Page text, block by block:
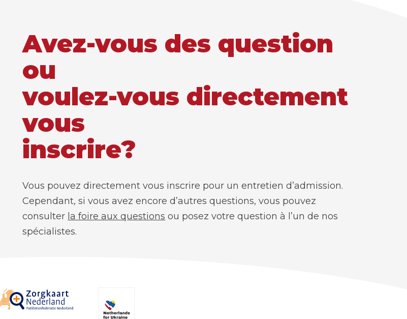
Avez-vous des question
ou
voulez-vous directement
vous
inscrire?
Vous pouvez directement vous inscrire pour un entretien d’admission.
Cependant, si vous avez encore d’autres questions, vous pouvez
consulter la foire aux questions ou posez votre question à l’un de nos
spécialistes.